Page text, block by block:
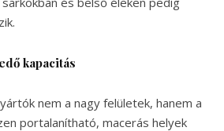
kapacitás
nem a nagy felületek, hanem a
portalanítható, macerás helyek